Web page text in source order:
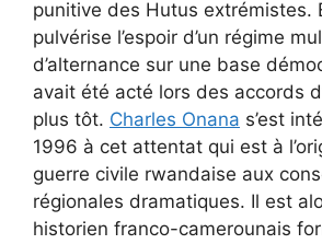
punitive des Hutus extrémistes.
pulvérise l’espoir d’un régime
d’alternance sur une base
avait été acté lors des accords
plus tôt. Charles Onana s’est
1996 à cet attentat qui est à
guerre civile rwandaise aux
régionales dramatiques. Il est
historien franco-camerounais